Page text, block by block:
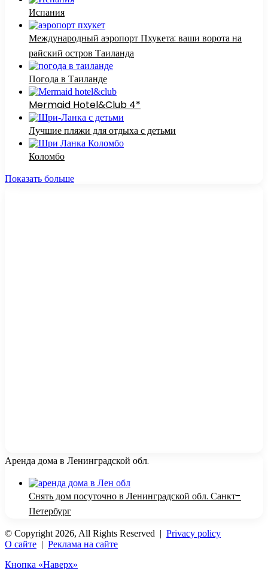
Испания
Международный аэропорт Пхукета: ваши ворота на
райский остров Таиланда
Погода в Таиланде
Mermaid Hotel&Club 4*
Лучшие пляжи для отдыха с детьми
Коломбо
Показать больше
Аренда дома в Ленинградской обл.
Снять дом посуточно в Ленинградской обл. Санкт-
Петербург
© Copyright 2026, All Rights Reserved | Privacy policy
О сайте | Реклама на сайте
Кнопка «Наверх»